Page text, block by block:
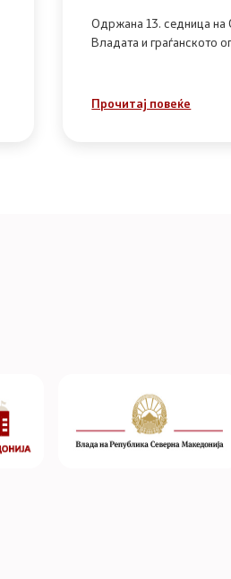
Одржана 13. седница на
Владата и граѓанското
Прочитај повеќе